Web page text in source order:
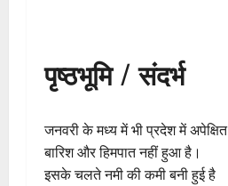
पृष्ठभूमि / संदर्भ
जनवरी के मध्य में भी प्रदेश में अपेक्षित
बारिश और हिमपात नहीं हुआ है।
इसके चलते नमी की कमी बनी हुई है